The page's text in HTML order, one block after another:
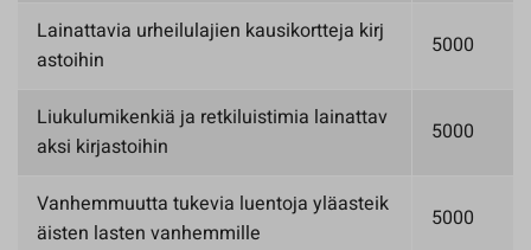
Lainattavia urheilulajien kausikortteja kirj
astoihin
5000
Liukulumikenkiä ja retkiluistimia lainattav
aksi kirjastoihin
5000
Vanhemmuutta tukevia luentoja yläasteik
äisten lasten vanhemmille
5000